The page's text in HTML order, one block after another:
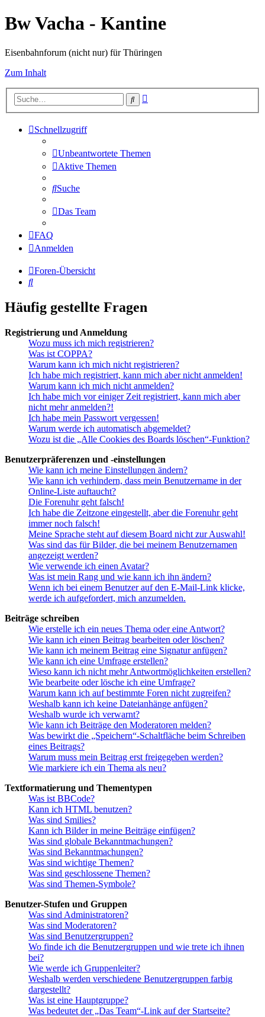
Bw Vacha - Kantine
Eisenbahnforum (nicht nur) für Thüringen
Zum Inhalt
Suche
Schnellzugriff
Unbeantwortete Themen
Aktive Themen
Suche
Das Team
FAQ
Anmelden
Foren-Übersicht
Suche
Häufig gestellte Fragen
Registrierung und Anmeldung
Wozu muss ich mich registrieren?
Was ist COPPA?
Warum kann ich mich nicht registrieren?
Ich habe mich registriert, kann mich aber nicht anmelden!
Warum kann ich mich nicht anmelden?
Ich habe mich vor einiger Zeit registriert, kann mich aber
nicht mehr anmelden?!
Ich habe mein Passwort vergessen!
Warum werde ich automatisch abgemeldet?
Wozu ist die „Alle Cookies des Boards löschen“-Funktion?
Benutzerpräferenzen und -einstellungen
Wie kann ich meine Einstellungen ändern?
Wie kann ich verhindern, dass mein Benutzername in der
Online-Liste auftaucht?
Die Forenuhr geht falsch!
Ich habe die Zeitzone eingestellt, aber die Forenuhr geht
immer noch falsch!
Meine Sprache steht auf diesem Board nicht zur Auswahl!
Was sind das für Bilder, die bei meinem Benutzernamen
angezeigt werden?
Wie verwende ich einen Avatar?
Was ist mein Rang und wie kann ich ihn ändern?
Wenn ich bei einem Benutzer auf den E-Mail-Link klicke,
werde ich aufgefordert, mich anzumelden.
Beiträge schreiben
Wie erstelle ich ein neues Thema oder eine Antwort?
Wie kann ich einen Beitrag bearbeiten oder löschen?
Wie kann ich meinem Beitrag eine Signatur anfügen?
Wie kann ich eine Umfrage erstellen?
Wieso kann ich nicht mehr Antwortmöglichkeiten erstellen?
Wie bearbeite oder lösche ich eine Umfrage?
Warum kann ich auf bestimmte Foren nicht zugreifen?
Weshalb kann ich keine Dateianhänge anfügen?
Weshalb wurde ich verwarnt?
Wie kann ich Beiträge den Moderatoren melden?
Was bewirkt die „Speichern“-Schaltfläche beim Schreiben
eines Beitrags?
Warum muss mein Beitrag erst freigegeben werden?
Wie markiere ich ein Thema als neu?
Textformatierung und Thementypen
Was ist BBCode?
Kann ich HTML benutzen?
Was sind Smilies?
Kann ich Bilder in meine Beiträge einfügen?
Was sind globale Bekanntmachungen?
Was sind Bekanntmachungen?
Was sind wichtige Themen?
Was sind geschlossene Themen?
Was sind Themen-Symbole?
Benutzer-Stufen und Gruppen
Was sind Administratoren?
Was sind Moderatoren?
Was sind Benutzergruppen?
Wo finde ich die Benutzergruppen und wie trete ich ihnen
bei?
Wie werde ich Gruppenleiter?
Weshalb werden verschiedene Benutzergruppen farbig
dargestellt?
Was ist eine Hauptgruppe?
Was bedeutet der „Das Team“-Link auf der Startseite?